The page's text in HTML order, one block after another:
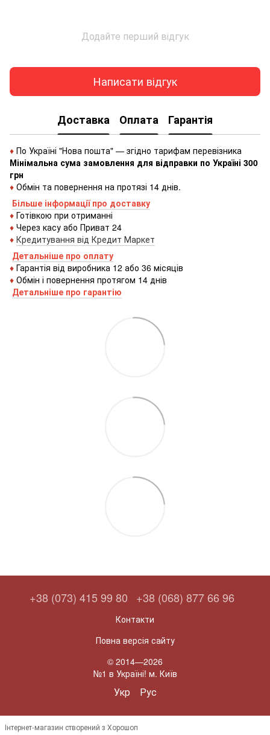
Додайте перший відгук
Написати відгук
Доставка Оплата Гарантія
♦ По Україні "Нова пошта" — згідно тарифам перевізника
Мінімальна сума замовлення для відправки по Україні 300
грн
♦ Обмін та повернення на протязі 14 днів.
Більше інформації про доставку
♦ Готівкою при отриманні
♦ Через касу або Приват 24
♦ Кредитування від Кредит Маркет
Детальніше про оплату
♦ Гарантія від виробника 12 або 36 місяців
♦ Обмін і повернення протягом 14 днів
Детальніше про гарантію
+38 (073) 415 99 80 +38 (068) 877 66 96
Контакти
Повна версія сайту
© 2014—2026
№1 в Україні! м. Київ
Укр Рус
Інтернет-магазин створений з Хорошоп